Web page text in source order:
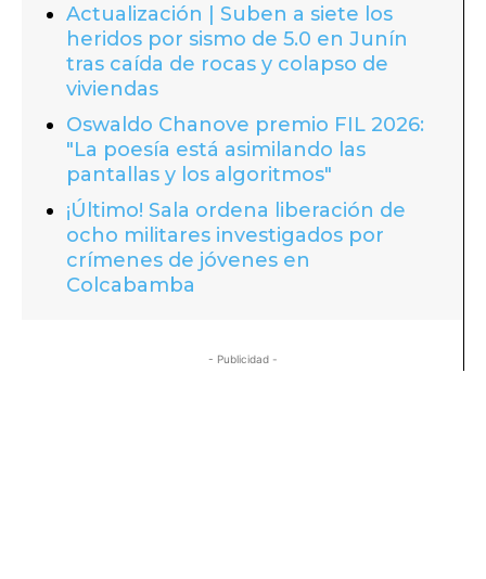
Actualización | Suben a siete los
heridos por sismo de 5.0 en Junín
tras caída de rocas y colapso de
viviendas
Oswaldo Chanove premio FIL 2026:
"La poesía está asimilando las
pantallas y los algoritmos"
¡Último! Sala ordena liberación de
ocho militares investigados por
crímenes de jóvenes en
Colcabamba
- Publicidad -